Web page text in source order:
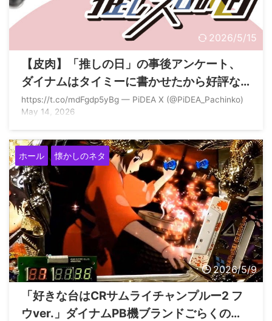
2026/5/15
【皮肉】「推しの日」の事後アンケート、
ダイナムはタイミーに書かせたから好評な
回答になってるのかな？
https://t.co/mdFgdp5yBg — PiDEA X (@PiDEA_Pachinko)
May 14, 2026
ホール 懐かしのネタ
2026/5/9
「好きな台はCRサムライチャンプルー2 フ
ウver.」ダイナムPB機ブランドごらくの中